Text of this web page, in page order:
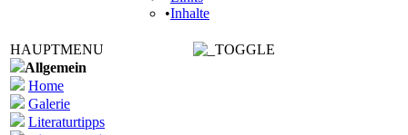
•Inhalte
HAUPTMENU
Allgemein
Home
Galerie
Literaturtipps